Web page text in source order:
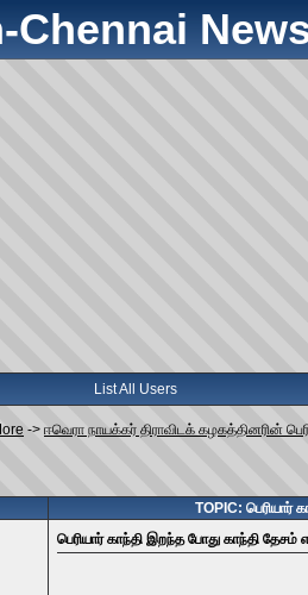
Chennai
List All Users
-> ஈவெரா நாயக்கர் திராவிடக் கழகத்தினரின்
TOPIC:
பெரியார் காந்தி இறந்த போது காந்தி